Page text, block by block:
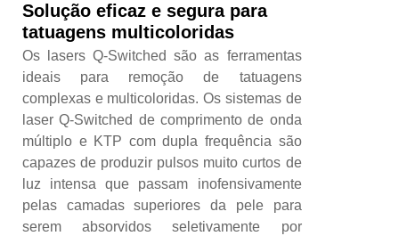
Solução eficaz e segura para
tatuagens multicoloridas
Os lasers Q-Switched são as ferramentas
ideais para remoção de tatuagens
complexas e multicoloridas. Os sistemas de
laser Q-Switched de comprimento de onda
múltiplo e KTP com dupla frequência são
capazes de produzir pulsos muito curtos de
luz intensa que passam inofensivamente
pelas camadas superiores da pele para
serem absorvidos seletivamente por